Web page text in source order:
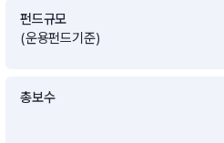
펀드규모
(운용펀드기준)
총보수
포트래빗 관리
미국 ETF 검색
ETF 비교
연금 ETF 검색
ETF트렌드
미국ETF테마